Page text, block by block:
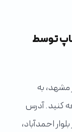
توسط
به
کنید. آدرس
احمدآباد،